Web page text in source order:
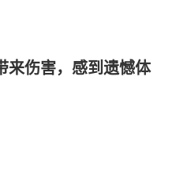
伤害，感到遗憾体